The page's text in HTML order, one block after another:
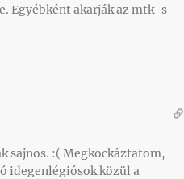
Egyébként akarják az mtk-s
sajnos. :( Megkockáztatom,
idegenlégiósok közül a